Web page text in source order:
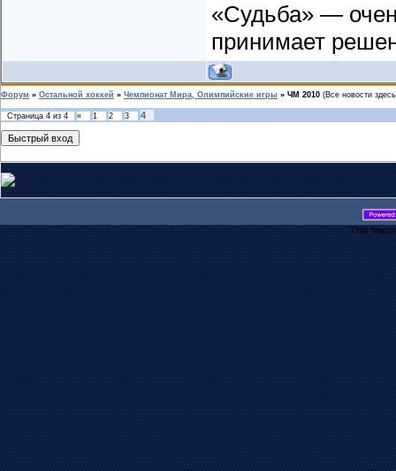
«Судьба» —
принимает
Форум » Остальной хоккей » Чемпионат Мира, Олимпийские игры » ЧМ 2010 (Все новости
Страница 4 из 4 « 1 2 3 4
This